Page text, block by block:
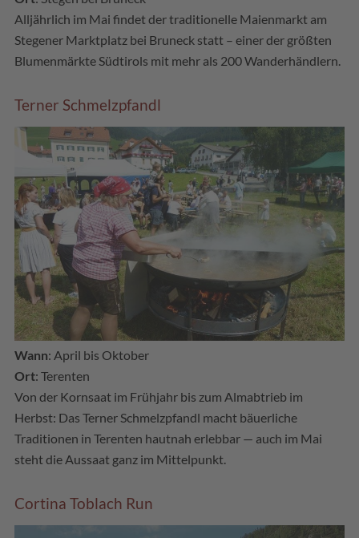
Alljährlich im Mai findet der traditionelle Maienmarkt am
Stegener Marktplatz bei Bruneck statt – einer der größten
Blumenmärkte Südtirols mit mehr als 200 Wanderhändlern.
Terner Schmelzpfandl
Wann: April bis Oktober
Ort: Terenten
Von der Kornsaat im Frühjahr bis zum Almabtrieb im
Herbst: Das Terner Schmelzpfandl macht bäuerliche
Traditionen in Terenten hautnah erlebbar — auch im Mai
steht die Aussaat ganz im Mittelpunkt.
Cortina Toblach Run